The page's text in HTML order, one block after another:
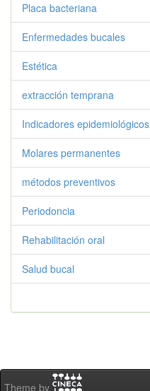
Placa bacteriana
Enfermedades bucales
Estética
extracción temprana
Indicadores epidemiológicos
Molares permanentes
métodos preventivos
Periodoncia
Rehabilitación oral
Salud bucal
Theme by